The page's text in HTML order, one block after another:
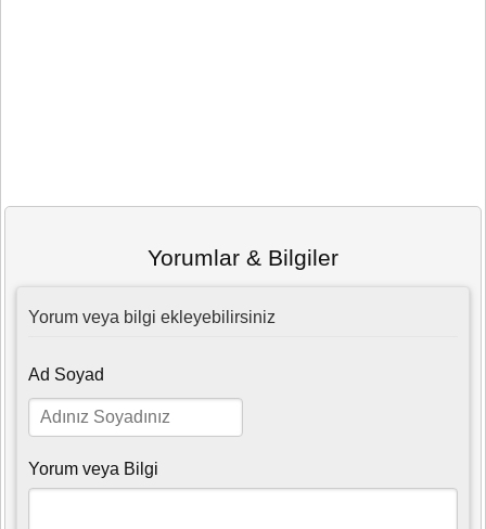
Yorumlar & Bilgiler
Yorum veya bilgi ekleyebilirsiniz
Ad Soyad
Yorum veya Bilgi